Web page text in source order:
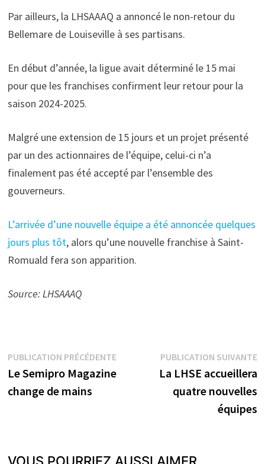
Par ailleurs, la LHSAAAQ a annoncé le non-retour du
Bellemare de Louiseville à ses partisans.
En début d’année, la ligue avait déterminé le 15 mai
pour que les franchises confirment leur retour pour la
saison 2024-2025.
Malgré une extension de 15 jours et un projet présenté
par un des actionnaires de l’équipe, celui-ci n’a
finalement pas été accepté par l’ensemble des
gouverneurs.
L’arrivée d’une nouvelle équipe a été annoncée quelques
jours plus tôt, alors qu’une nouvelle franchise à Saint-
Romuald fera son apparition.
Source: LHSAAAQ
Navigation
de
l’article
PUBLICATION PRÉCÉDENTEPublication
précédente :
Le Semipro Magazine
change de mains
PUBLICATION SUIVANTE
La LHSE accueillera
quatre nouvelles
équipes